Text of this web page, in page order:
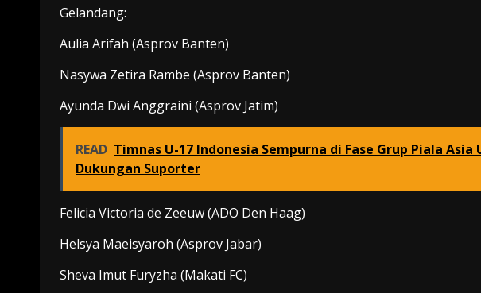
Gelandang:
Aulia Arifah (Asprov Banten)
Nasywa Zetira Rambe (Asprov Banten)
Ayunda Dwi Anggraini (Asprov Jatim)
READ Timnas U-17 Indonesia Sempurna di Fase Grup Piala
Dukungan Suporter
Felicia Victoria de Zeeuw (ADO Den Haag)
Helsya Maeisyaroh (Asprov Jabar)
Sheva Imut Furyzha (Makati FC)